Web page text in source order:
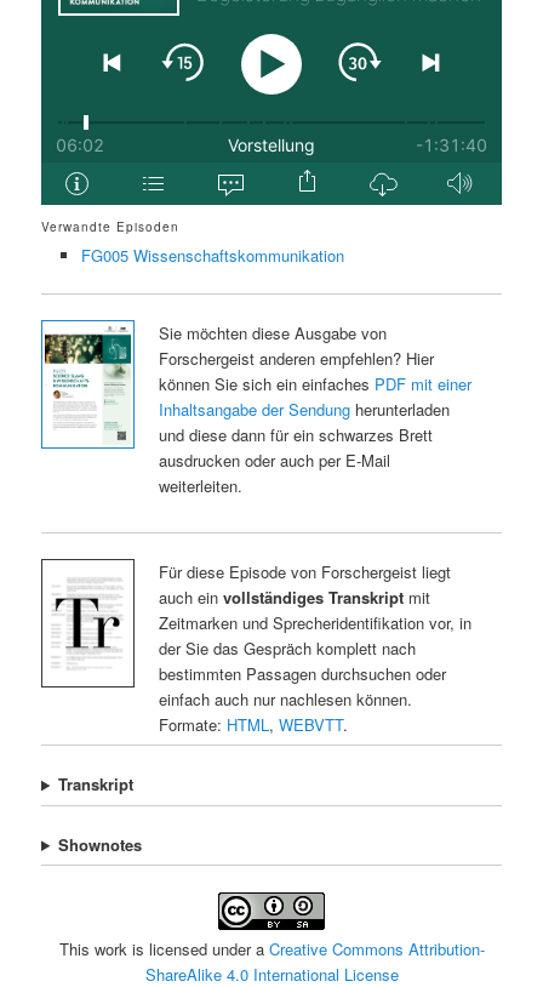
Verwandte Episoden
FG005 Wissenschaftskommunikation
Sie möchten diese Ausgabe von
Forschergeist anderen empfehlen? Hier
können Sie sich ein einfaches PDF mit einer
Inhaltsangabe der Sendungherunterladen
und diese dann für ein schwarzes Brett
ausdrucken oder auch per E-Mail
weiterleiten.
Für diese Episode von Forschergeist liegt
auch ein vollständiges Transkriptmit
Zeitmarken und Sprecheridentifikation vor, in
der Sie das Gespräch komplett nach
bestimmten Passagen durchsuchen oder
einfach auch nur nachlesen können.
Formate: HTML , WEBVTT.
Transkript
Shownotes
This work is licensed under a Creative Commons Attribution-
ShareAlike 4.0 International License